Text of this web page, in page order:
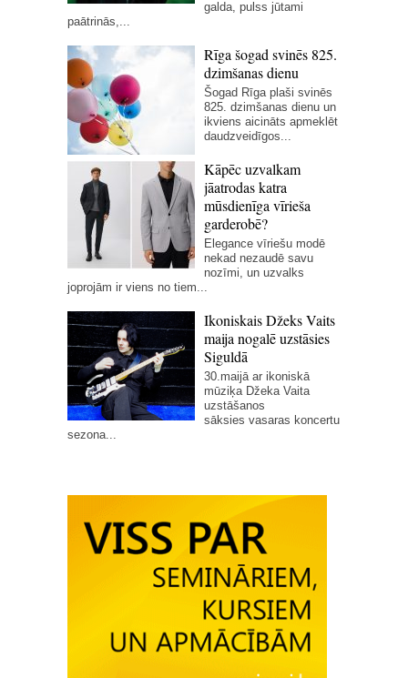
galda, pulss jūtami
paātrinās,...
Rīga šogad svinēs 825.
dzimšanas dienu
Šogad Rīga plaši svinēs
825. dzimšanas dienu un
ikviens aicināts apmeklēt
daudzveidīgos...
Kāpēc uzvalkam
jāatrodas katra
mūsdienīga vīrieša
garderobē?
Elegance vīriešu modē
nekad nezaudē savu
nozīmi, un uzvalks
joprojām ir viens no tiem...
Ikoniskais Džeks Vaits
maija nogalē uzstāsies
Siguldā
30.maijā ar ikoniskā
mūziķa Džeka Vaita
uzstāšanos
sāksies vasaras koncertu
sezona...